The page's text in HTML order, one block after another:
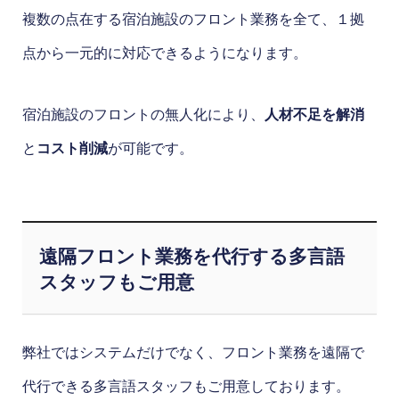
複数の点在する宿泊施設のフロント業務を全て、１拠
点から一元的に対応できるようになります。
宿泊施設のフロントの無人化により、 人材不足を解消
と コスト削減が可能です。
遠隔フロント業務を代行する多言語
スタッフもご用意
弊社ではシステムだけでなく、フロント業務を遠隔で
代行できる多言語スタッフもご用意しております。